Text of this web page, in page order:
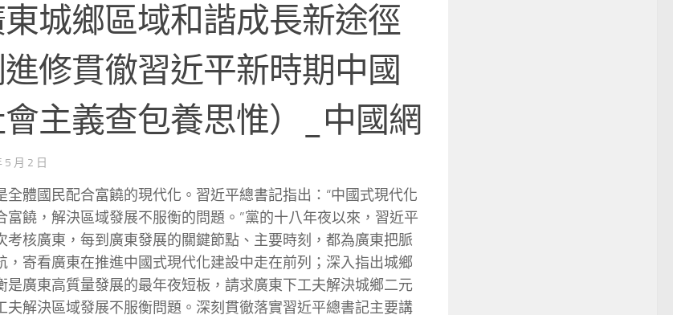
城鄉區域和諧成長新途徑
進修貫徹習近平新時期中國
主義查包養思惟）_中國網
5 月 2 日
全體國民配合富饒的現代化。習近平總書記指出：“中國式現代化
富饒，解決區域發展不服衡的問題。”黨的十八年夜以來，習近平
考核廣東，每到廣東發展的關鍵節點、主要時刻，都為廣東把脈
，寄看廣東在推進中國式現代化建設中走在前列；深入指出城鄉
是廣東高質量發展的最年夜短板，請求廣東下工夫解決城鄉二元
夫解決區域發展不服衡問題。深刻貫徹落實習近平總書記主要講